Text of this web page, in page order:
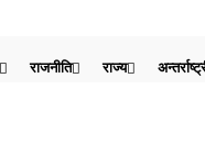
राजनीति राज्य